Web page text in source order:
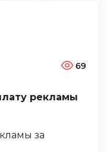
69
рекламы
за